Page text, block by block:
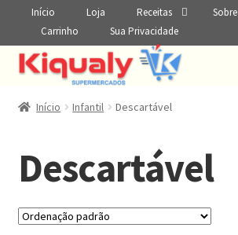
Início Loja Receitas Sobre
Carrinho
Sua Privacidade
Início Infantil Descartável
Descartável